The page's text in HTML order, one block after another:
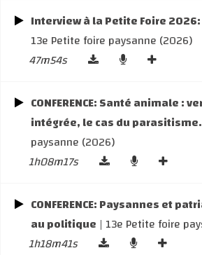
Interview à la Petite Foire
13e Petite foire paysanne (2026)
47m54s
CONFERENCE: Santé animale :
intégrée, le cas du parasitisme.
paysanne (2026)
1h08m17s
CONFERENCE: Paysannes et
au politique | 13e Petite foire
1h18m41s